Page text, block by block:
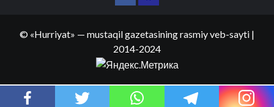
© «Hurriyat» — mustaqil gazetasining rasmiy veb-sayti |
2014-2024